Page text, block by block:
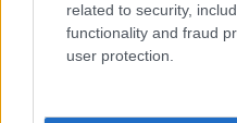
related to security,
functionality and fraud
user protection.